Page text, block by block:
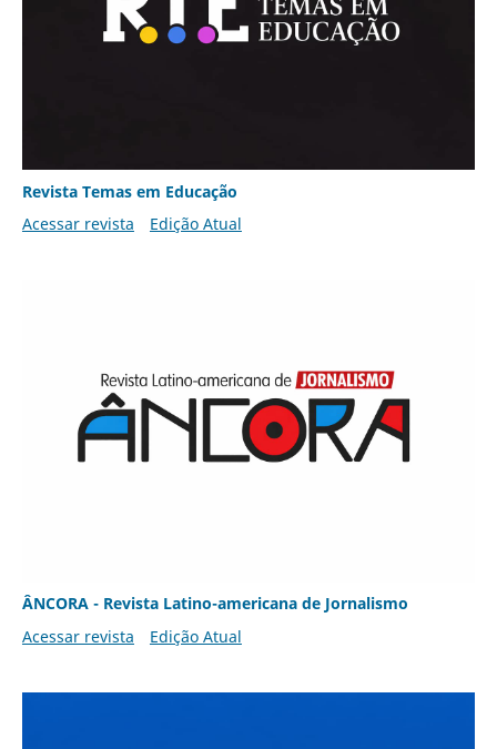
Revista Temas em Educação
Acessar revista
Edição Atual
ÂNCORA - Revista Latino-americana de Jornalismo
Acessar revista
Edição Atual